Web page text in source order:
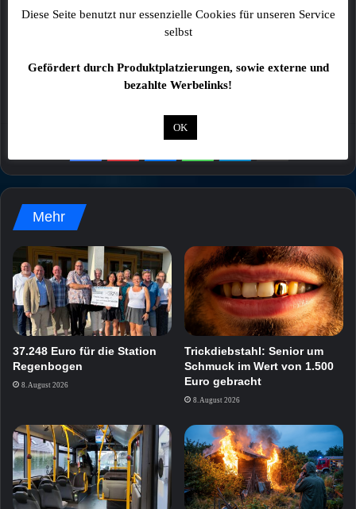
Fotos sind ggf. beispielhafte Symbolbilder!
Kommentare von Lesern stellen keinesfalls die
Mehr
37.248 Euro für die Station
Regenbogen
8. August 2026
Trickdiebstahl: Senior um
Schmuck im Wert von 1.500
Euro gebracht
8. August 2026
Diese Seite benutzt nur essenzielle Cookies für unseren Service
selbst
Gefördert durch Produktplatzierungen, sowie externe und
bezahlte Werbelinks!
OK